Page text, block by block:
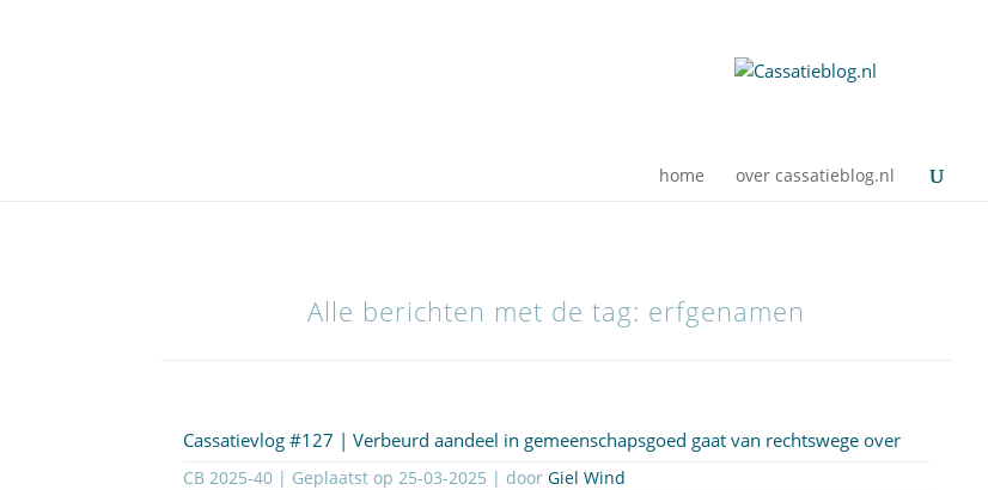
home over cassatieblog.nl
Alle berichten met de tag: erfgenamen
Cassatievlog #127 | Verbeurd aandeel in gemeenschapsgoed gaat van rechtswege over
CB 2025-40 | Geplaatst op25-03-2025 | doorGiel Wind